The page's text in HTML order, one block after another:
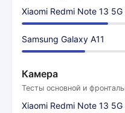
Xiaomi Redmi Note 13 5G
Samsung Galaxy A11
Камера
Тесты основной и
Xiaomi Redmi Note 13 5G